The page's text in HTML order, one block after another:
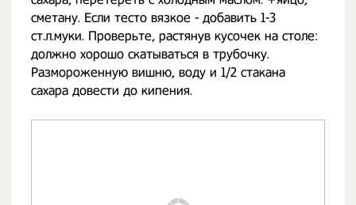
сметану. Если тесто вязкое - добавить 1-3
ст.л.муки. Проверьте, растянув кусочек на столе:
должно хорошо скатываться в трубочку.
Размороженную вишню, воду и 1/2 стакана
сахара довести до кипения.